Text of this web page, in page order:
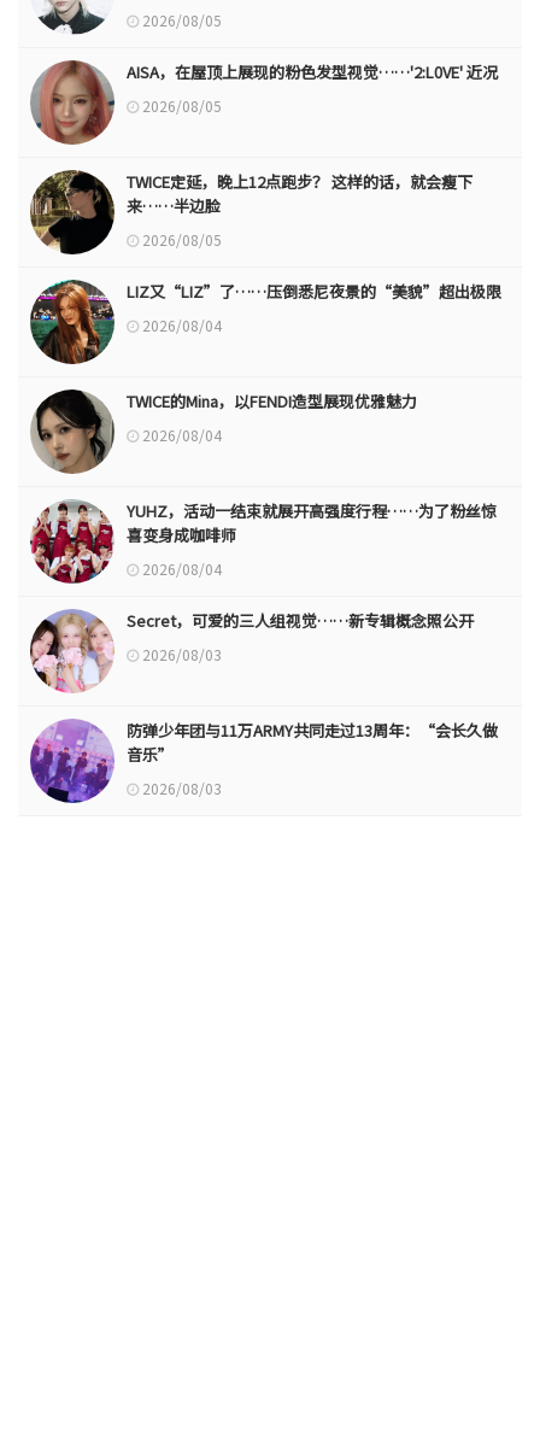
2026/08/05
AISA，在屋顶上展现的粉色发型视觉……'2:L0VE' 近况
2026/08/05
TWICE定延，晚上12点跑步？ 这样的话，就会瘦下
来……半边脸
2026/08/05
LIZ又“LIZ”了……压倒悉尼夜景的“美貌”超出极限
2026/08/04
TWICE的Mina，以FENDI造型展现优雅魅力
2026/08/04
YUHZ，活动一结束就展开高强度行程……为了粉丝惊
喜变身成咖啡师
2026/08/04
Secret，可爱的三人组视觉……新专辑概念照公开
2026/08/03
防弹少年团与11万ARMY共同走过13周年：“会长久做
音乐”
2026/08/03